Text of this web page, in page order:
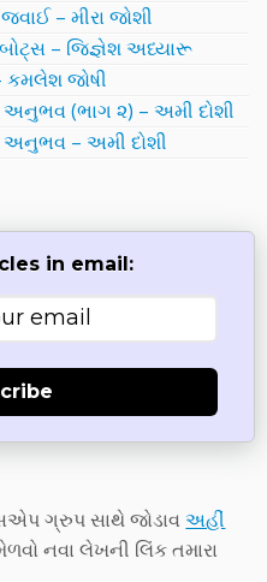
– મીરા જોશી
બોટ્સ – જિજ્ઞેશ અધ્યારૂ
કમલેશ જોષી
અનુભવ (ભાગ ૨) – અમી દોશી
અનુભવ – અમી દોશી
in email:
ગ્રુપ સાથે જોડાવઅહીં
નવા લેખની લિંક તમારા